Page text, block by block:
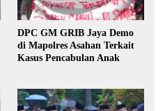
DPC GM GRIB Jaya Demo
di Mapolres Asahan Terkait
Kasus Pencabulan Anak